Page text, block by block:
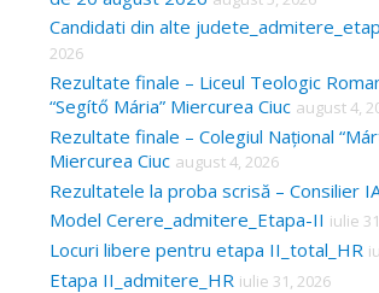
Candidati din alte
2026
Rezultate finale – Liceul Teologic
“Segítő Mária” Miercurea Ciuc august 4,
Rezultate finale – Colegiul Național
Miercurea Ciuc august 4, 2026
Rezultatele la proba scrisă – Consilier
Model Cerere_admitere_Etapa-II iulie
Locuri libere pentru etapa II_total_HR
Etapa II_admitere_HR iulie 31, 2026